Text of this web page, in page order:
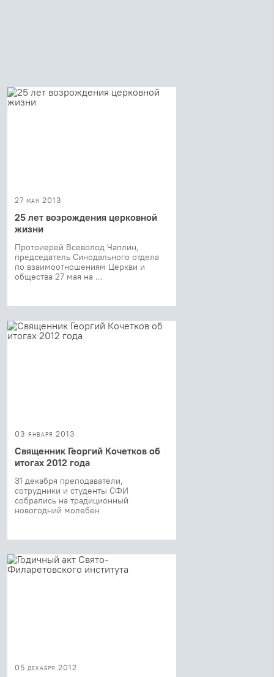
27 мая 2013
25 лет возрождения церковной
жизни
Протоиерей Всеволод Чаплин,
председатель Синодального отдела
по взаимоотношениям Церкви и
общества 27 мая на ...
03 января 2013
Священник Георгий Кочетков об
итогах 2012 года
31 декабря преподаватели,
сотрудники и студенты СФИ
собрались на традиционный
новогодний молебен
05 декабря 2012